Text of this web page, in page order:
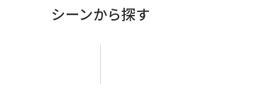
シーンから探す